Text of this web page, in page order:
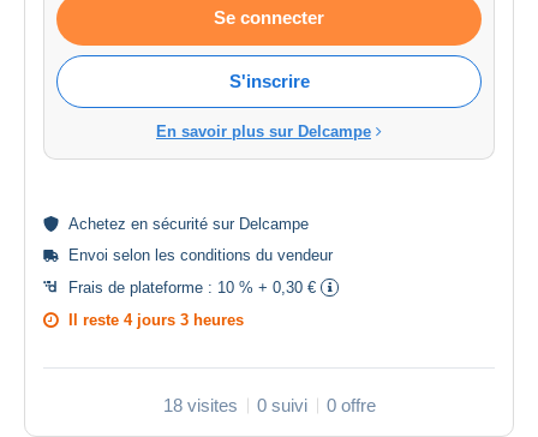
Se connecter
S'inscrire
En savoir plus sur Delcampe
Achetez en sécurité sur Delcampe
Envoi selon les conditions du vendeur
Frais de plateforme : 10 % + 0,30 €
Il reste 4 jours 3 heures
18 visites 0 suivi 0 offre